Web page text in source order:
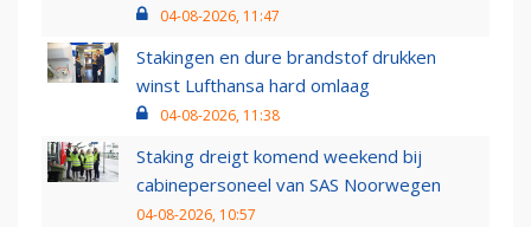
04-08-2026, 11:47
Stakingen en dure brandstof drukken
winst Lufthansa hard omlaag
04-08-2026, 11:38
Staking dreigt komend weekend bij
cabinepersoneel van SAS Noorwegen
04-08-2026, 10:57